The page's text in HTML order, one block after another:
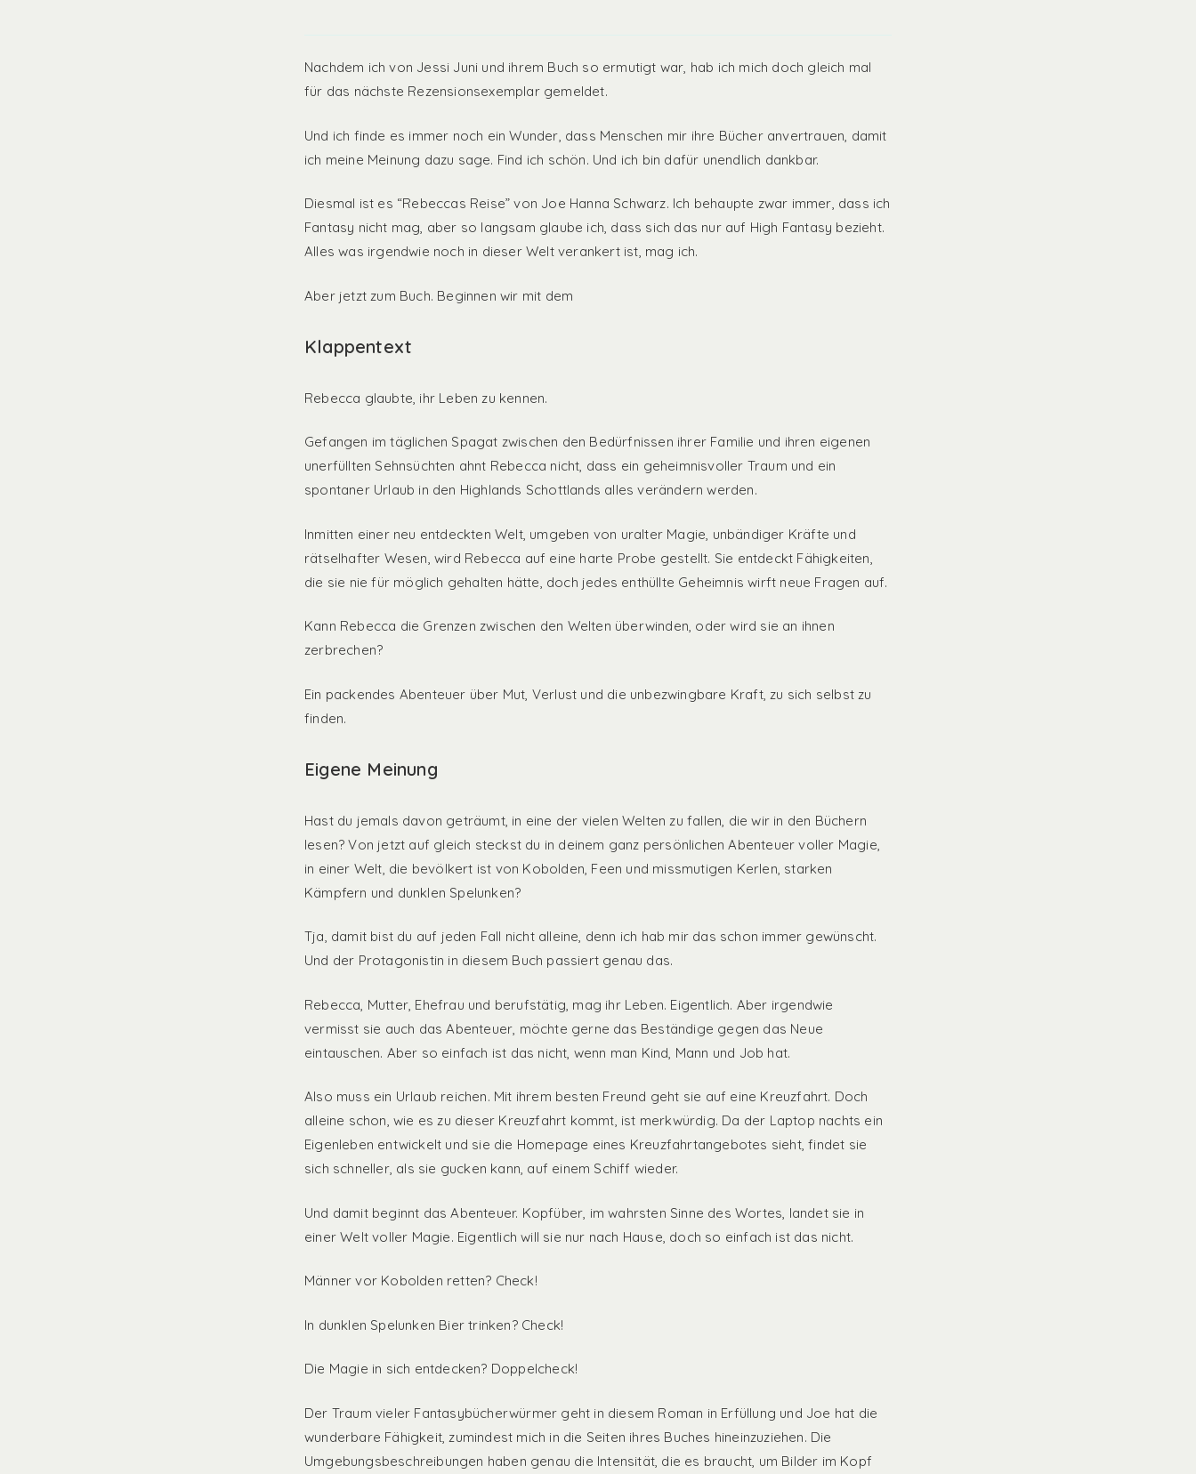
Nachdem ich von Jessi Juni und ihrem Buch so ermutigt war, hab ich mich doch gleich mal
für das nächste Rezensionsexemplar gemeldet.
Und ich finde es immer noch ein Wunder, dass Menschen mir ihre Bücher anvertrauen, damit
ich meine Meinung dazu sage. Find ich schön. Und ich bin dafür unendlich dankbar.
Diesmal ist es “Rebeccas Reise” von Joe Hanna Schwarz. Ich behaupte zwar immer, dass ich
Fantasy nicht mag, aber so langsam glaube ich, dass sich das nur auf High Fantasy bezieht.
Alles was irgendwie noch in dieser Welt verankert ist, mag ich.
Aber jetzt zum Buch. Beginnen wir mit dem
Klappentext
Rebecca glaubte, ihr Leben zu kennen.
Gefangen im täglichen Spagat zwischen den Bedürfnissen ihrer Familie und ihren eigenen
unerfüllten Sehnsüchten ahnt Rebecca nicht, dass ein geheimnisvoller Traum und ein
spontaner Urlaub in den Highlands Schottlands alles verändern werden.
Inmitten einer neu entdeckten Welt, umgeben von uralter Magie, unbändiger Kräfte und
rätselhafter Wesen, wird Rebecca auf eine harte Probe gestellt. Sie entdeckt Fähigkeiten,
die sie nie für möglich gehalten hätte, doch jedes enthüllte Geheimnis wirft neue Fragen auf.
Kann Rebecca die Grenzen zwischen den Welten überwinden, oder wird sie an ihnen
zerbrechen?
Ein packendes Abenteuer über Mut, Verlust und die unbezwingbare Kraft, zu sich selbst zu
finden.
Eigene Meinung
Hast du jemals davon geträumt, in eine der vielen Welten zu fallen, die wir in den Büchern
lesen? Von jetzt auf gleich steckst du in deinem ganz persönlichen Abenteuer voller Magie,
in einer Welt, die bevölkert ist von Kobolden, Feen und missmutigen Kerlen, starken
Kämpfern und dunklen Spelunken?
Tja, damit bist du auf jeden Fall nicht alleine, denn ich hab mir das schon immer gewünscht.
Und der Protagonistin in diesem Buch passiert genau das.
Rebecca, Mutter, Ehefrau und berufstätig, mag ihr Leben. Eigentlich. Aber irgendwie
vermisst sie auch das Abenteuer, möchte gerne das Beständige gegen das Neue
eintauschen. Aber so einfach ist das nicht, wenn man Kind, Mann und Job hat.
Also muss ein Urlaub reichen. Mit ihrem besten Freund geht sie auf eine Kreuzfahrt. Doch
alleine schon, wie es zu dieser Kreuzfahrt kommt, ist merkwürdig. Da der Laptop nachts ein
Eigenleben entwickelt und sie die Homepage eines Kreuzfahrtangebotes sieht, findet sie
sich schneller, als sie gucken kann, auf einem Schiff wieder.
Und damit beginnt das Abenteuer. Kopfüber, im wahrsten Sinne des Wortes, landet sie in
einer Welt voller Magie. Eigentlich will sie nur nach Hause, doch so einfach ist das nicht.
Männer vor Kobolden retten? Check!
In dunklen Spelunken Bier trinken? Check!
Die Magie in sich entdecken? Doppelcheck!
Der Traum vieler Fantasybücherwürmer geht in diesem Roman in Erfüllung und Joe hat die
wunderbare Fähigkeit, zumindest mich in die Seiten ihres Buches hineinzuziehen. Die
Umgebungsbeschreibungen haben genau die Intensität, die es braucht, um Bilder im Kopf